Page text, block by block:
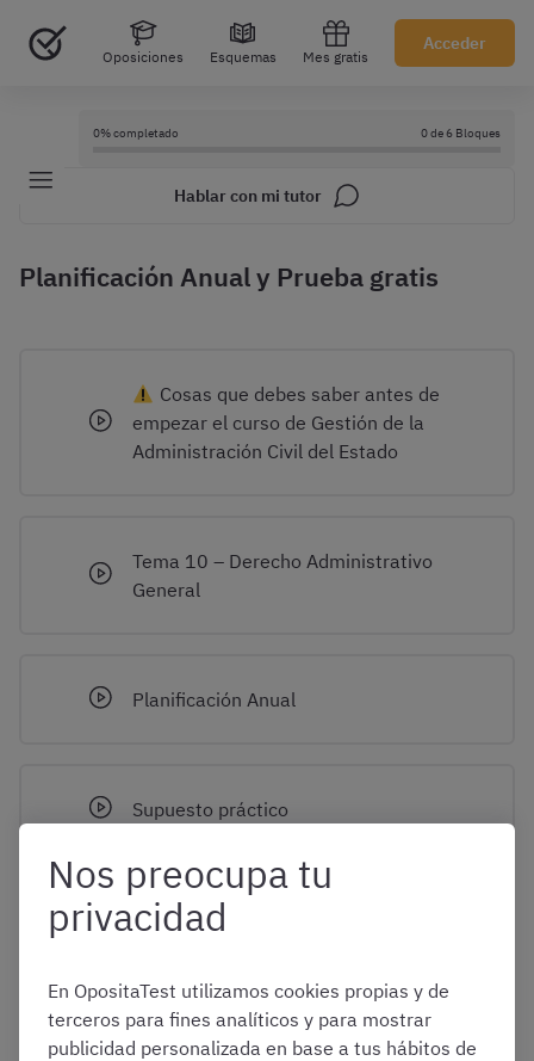
Oposiciones Esquemas Mes gratis
Acceder
0% completado 0 de 6 Bloques
Hablar con mi tutor
Planificación Anual y Prueba gratis
Cosas que debes saber antes de
empezar el curso de Gestión de la
Administración Civil del Estado
Tema 10 – Derecho Administrativo
General
Planificación Anual
Supuesto práctico
Videos formativos
Clases en directo
Nos preocupa tu
privacidad
En OpositaTest utilizamos cookies propias y de
terceros para fines analíticos y para mostrar
publicidad personalizada en base a tus hábitos de